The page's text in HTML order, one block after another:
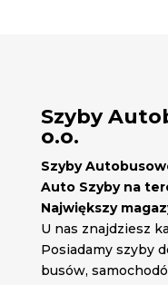
Szyby
o.o.
Szyby
Auto Szyby na
Największy
U nas znajdziesz
Posiadamy szyby
busów,